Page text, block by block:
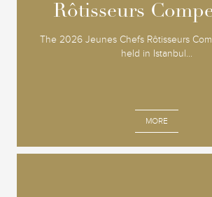
Rôtisseurs
The 2026 Jeunes Chefs Rôtisseurs
held in Istanbul...
MORE
Rôtisseurs